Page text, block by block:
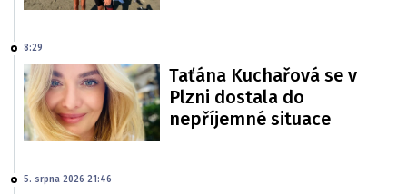
8:29
Taťána Kuchařová se v
Plzni dostala do
nepříjemné situace
5. srpna 2026 21:46